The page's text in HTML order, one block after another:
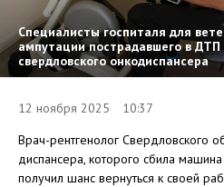
Специалисты госпиталя для
ампутации пострадавшего в ДТП
свердловского онкодиспансера
12 ноября 2025 10:37
Врач-рентгенолог Свердловского
диспансера, которого сбила
получил шанс вернуться к своей